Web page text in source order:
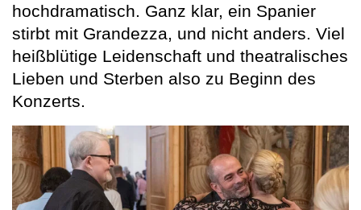
hochdramatisch. Ganz klar, ein Spanier
stirbt mit Grandezza, und nicht anders. Viel
heißblütige Leidenschaft und theatralisches
Lieben und Sterben also zu Beginn des
Konzerts.